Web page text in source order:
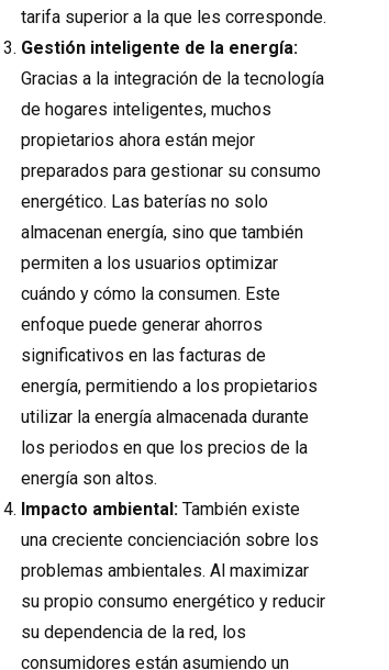
tarifa superior a la que les corresponde.
Gestión inteligente de la energía:
Gracias a la integración de la tecnología
de hogares inteligentes, muchos
propietarios ahora están mejor
preparados para gestionar su consumo
energético. Las baterías no solo
almacenan energía, sino que también
permiten a los usuarios optimizar
cuándo y cómo la consumen. Este
enfoque puede generar ahorros
significativos en las facturas de
energía, permitiendo a los propietarios
utilizar la energía almacenada durante
los periodos en que los precios de la
energía son altos.
Impacto ambiental: También existe
una creciente concienciación sobre los
problemas ambientales. Al maximizar
su propio consumo energético y reducir
su dependencia de la red, los
consumidores están asumiendo un